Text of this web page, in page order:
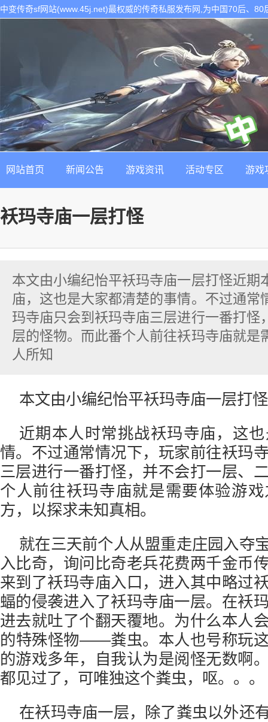
中变传奇sf网站(www.45j.net)最权威的传奇私服发布网,为中国70后、
网站首页 新闻公告 游戏资讯 活动专区 游戏
袄玛寺庙一层打怪
本文由小编纪怡平袄玛寺庙一层打怪近期
庙，这也是大家都清楚的事情。不过通常
玛寺庙只会到袄玛寺庙三层进行一番打怪
层的怪物。而此番个人前往袄玛寺庙就是
人所知
本文由小编纪怡平袄玛寺庙一层打怪
近期本人时常挑战袄玛寺庙，这
情。不过通常情况下，玩家前往袄玛
三层进行一番打怪，并不会打一层、
个人前往袄玛寺庙就是需要体验游
方，以探求未知真相。
就在三天前个人从盟重走庄园入夺
入比奇，询问比奇老兵花费两千金币
来到了袄玛寺庙入口，进入其中略过
蝠的侵袭进入了袄玛寺庙一层。在袄
进去就吐了个翻天覆地。为什么本人
的特殊怪物——粪虫。本人也号称玩
的游戏多年，自我认为是阅怪无数啊
都见过了，可唯独这个粪虫，呕。。。
在袄玛寺庙一层，除了粪虫以外还